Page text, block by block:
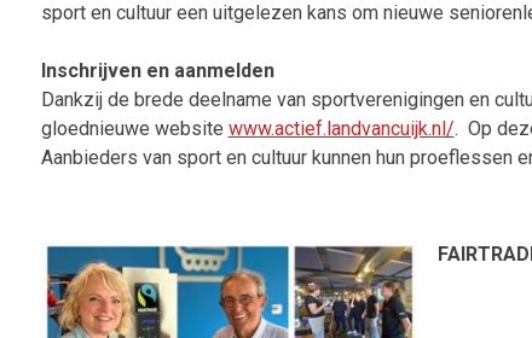
sport en cultuur een uitgelezen kans om nieuwe
Inschrijven en aanmelden
Dankzij de brede deelname van sportverenigingen en
gloednieuwe website www.actief.landvancuijk.nl/. Op
Aanbieders van sport en cultuur kunnen hun